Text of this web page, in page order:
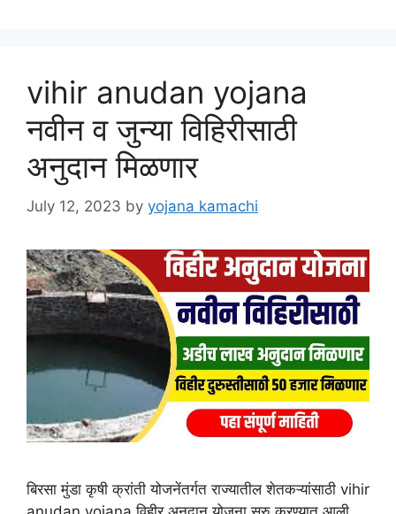
vihir anudan yojana
नवीन व जुन्या विहिरीसाठी
अनुदान मिळणार
July 12, 2023 by yojana kamachi
बिरसा मुंडा कृषी क्रांती योजनेंतर्गत राज्यातील शेतकऱ्यांसाठी vihir